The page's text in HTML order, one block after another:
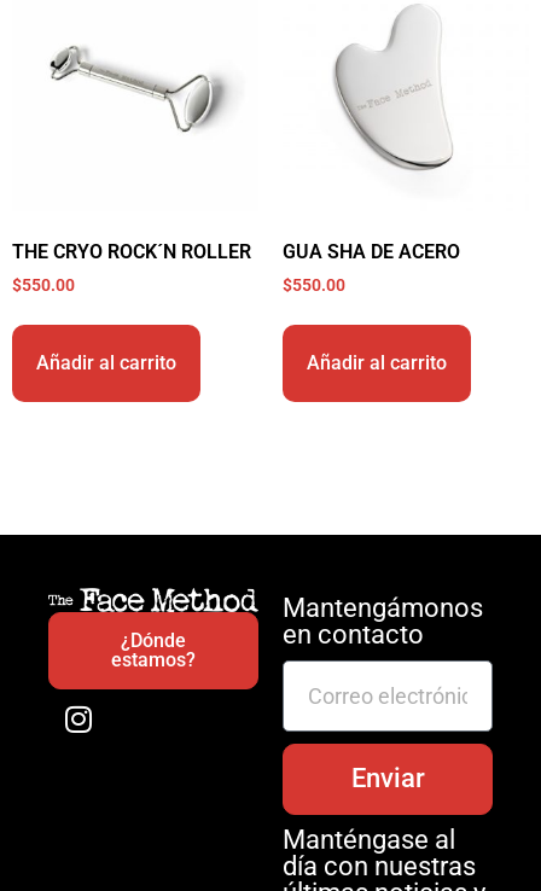
THE CRYO ROCK´N ROLLER
$550.00
Añadir al carrito
GUA SHA DE ACERO
$550.00
Añadir al carrito
¿Dónde
estamos?
Mantengámonos
en contacto
Enviar
Manténgase al
día con nuestras